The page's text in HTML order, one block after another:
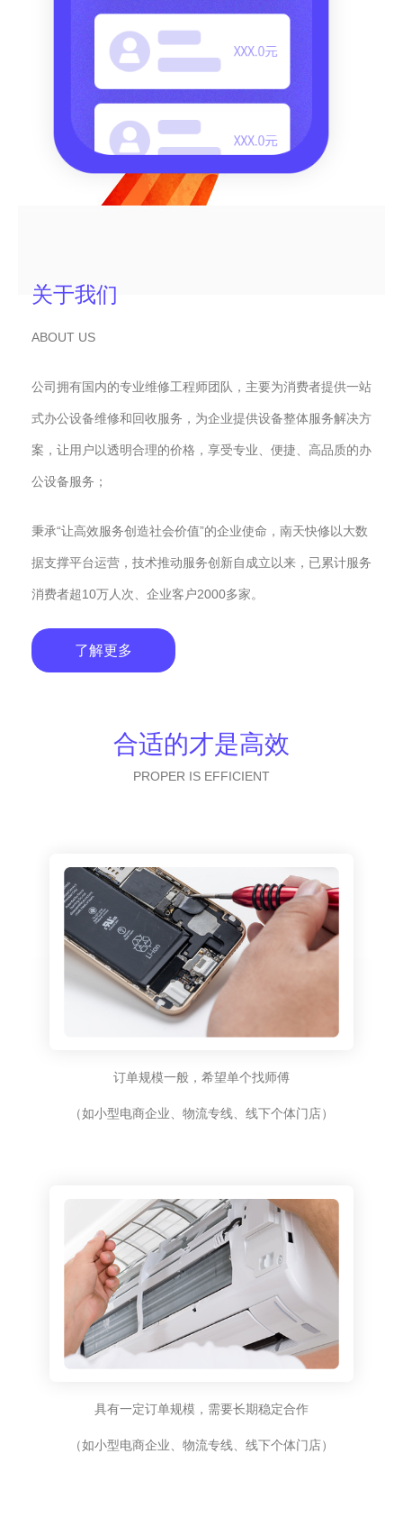
关于我们
ABOUT US
公司拥有国内的专业维修工程师团队，主要为消费者提供一站
式办公设备维修和回收服务，为企业提供设备整体服务解决方
案，让用户以透明合理的价格，享受专业、便捷、高品质的办
公设备服务；
秉承“让高效服务创造社会价值”的企业使命，南天快修以大数
据支撑平台运营，技术推动服务创新自成立以来，已累计服务
消费者超10万人次、企业客户2000多家。
了解更多
合适的才是高效
PROPER IS EFFICIENT
订单规模一般，希望单个找师傅
（如小型电商企业、物流专线、线下个体门店）
具有一定订单规模，需要长期稳定合作
（如小型电商企业、物流专线、线下个体门店）